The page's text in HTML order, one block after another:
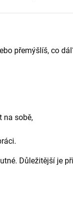
přemýšlíš, co
na sobě,
Důležitější je